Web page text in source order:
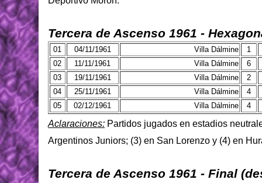
Tercera de Ascenso 1961 -
01 04/11/1961 Villa Dálmine
1
02
11/11/1961 Villa Dálmine
6
03
19/11/1961 Villa Dálmine
2
04
25/11/1961 Villa Dálmine
4
05
02/12/1961 Villa Dálmine 4
Aclaraciones: Partidos jugados en estadios
Argentinos Juniors; (3) en San Lorenzo y (4) en
Tercera de Ascenso 1961 - Final